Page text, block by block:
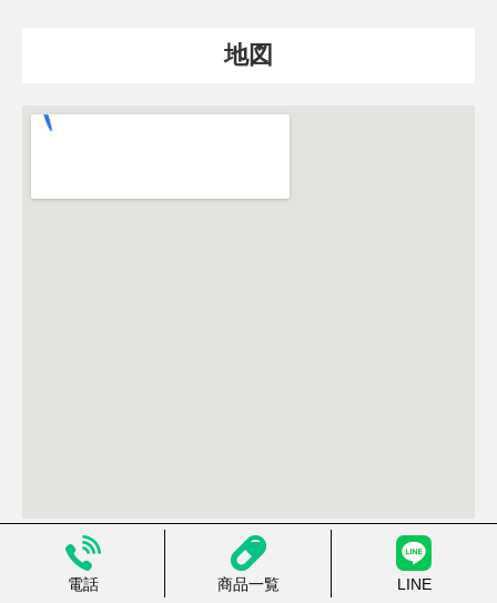
地図
店舗情報 代表者プロフィール
電話 商品一覧 LINE